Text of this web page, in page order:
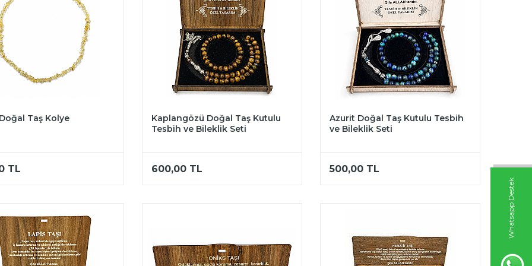
W
h
t
s
a
p
p
D
e
s
t
e
k
H
a
t
t
Taş Kolye
TL
Kaplangözü Doğal Taş Kutulu
Tesbih ve Bileklik Seti
600,00 TL
Azurit Doğal Taş Kutulu Tesbih
ve Bileklik Seti
500,00 TL